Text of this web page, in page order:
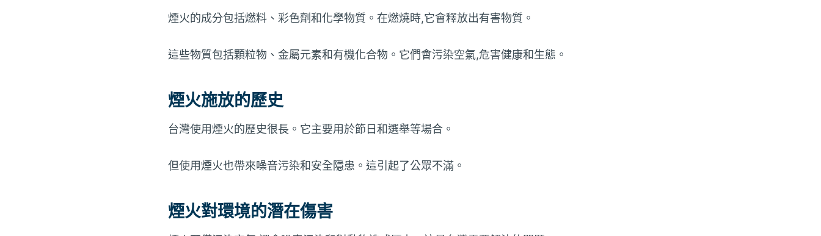
煙火的成分包括燃料、彩色劑和化學物質。在燃燒時,它會釋放出有害物質。
這些物質包括顆粒物、金屬元素和有機化合物。它們會污染空氣,危害健康和生態。
煙火施放的歷史
台灣使用煙火的歷史很長。它主要用於節日和選舉等場合。
但使用煙火也帶來噪音污染和安全隱患。這引起了公眾不滿。
煙火對環境的潛在傷害